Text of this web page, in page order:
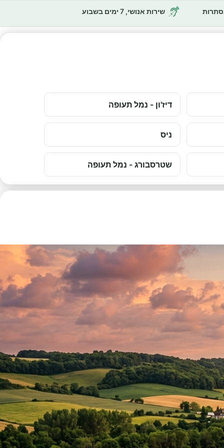
שירות אנושי, 7 ימים בשבוע
דיז'ון - נמל תעופה
ניס
שטרסבורג - נמל תעופה